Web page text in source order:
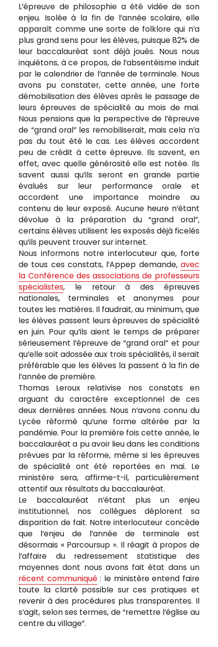
L’épreuve de philosophie a été vidée de son
enjeu. Isolée à la fin de l’année scolaire, elle
apparaît comme une sorte de folklore qui n’a
plus grand sens pour les élèves, puisque 82% de
leur baccalauréat sont déjà joués. Nous nous
inquiétons, à ce propos, de l’absentéisme induit
par le calendrier de l’année de terminale. Nous
avons pu constater, cette année, une forte
démobilisation des élèves après le passage de
leurs épreuves de spécialité au mois de mai.
Nous pensions que la perspective de l’épreuve
de “grand oral” les remobiliserait, mais cela n’a
pas du tout été le cas. Les élèves accordent
peu de crédit à cette épreuve. Ils savent, en
effet, avec quelle générosité elle est notée. Ils
savent aussi qu’ils seront en grande partie
évalués sur leur performance orale et
accordent une importance moindre au
contenu de leur exposé. Aucune heure n’étant
dévolue à la préparation du “grand oral”,
certains élèves utilisent les exposés déjà ficelés
qu’ils peuvent trouver sur internet.
Nous informons notre interlocuteur que, forte
de tous ces constats, l’Appep demande, avec
la Conférence des associations de professeurs
spécialistes, le retour à des épreuves
nationales, terminales et anonymes pour
toutes les matières. Il faudrait, au minimum, que
les élèves passent leurs épreuves de spécialité
en juin. Pour qu’ils aient le temps de préparer
sérieusement l’épreuve de “grand oral” et pour
qu’elle soit adossée aux trois spécialités, il serait
préférable que les élèves la passent à la fin de
l’année de première.
Thomas Leroux relativise nos constats en
arguant du caractère exceptionnel de ces
deux dernières années. Nous n’avons connu du
Lycée réformé qu’une forme altérée par la
pandémie. Pour la première fois cette année, le
baccalauréat a pu avoir lieu dans les conditions
prévues par la réforme, même si les épreuves
de spécialité ont été reportées en mai. Le
ministère sera, affirme-t-il, particulièrement
attentif aux résultats du baccalauréat.
Le baccalauréat n’étant plus un enjeu
institutionnel, nos collègues déplorent sa
disparition de fait. Notre interlocuteur concède
que l’enjeu de l’année de terminale est
désormais « Parcoursup ». Il réagit à propos de
l’affaire du redressement statistique des
moyennes dont nous avons fait état dans un
récent communiqué: le ministère entend faire
toute la clarté possible sur ces pratiques et
revenir à des procédures plus transparentes. Il
s’agit, selon ses termes, de “remettre l’église au
centre du village”.